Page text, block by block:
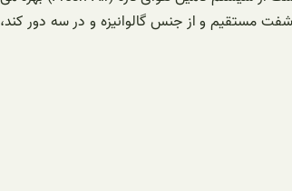
مستقیم و از جنس گالوانیزه و در سه دور کند،